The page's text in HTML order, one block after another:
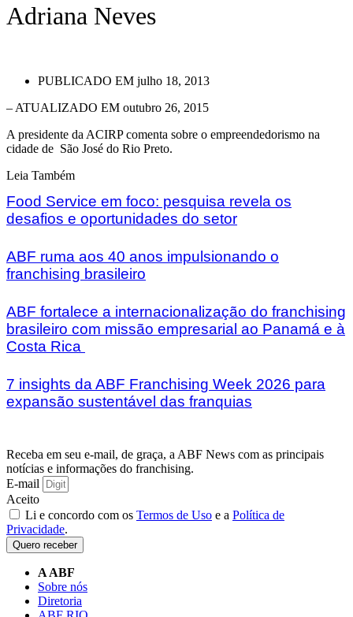
Adriana Neves
PUBLICADO EM julho 18, 2013
– ATUALIZADO EM outubro 26, 2015
A presidente da ACIRP comenta sobre o empreendedorismo na
cidade de São José do Rio Preto.
Leia Também
Food Service em foco: pesquisa revela os
desafios e oportunidades do setor
ABF ruma aos 40 anos impulsionando o
franchising brasileiro
ABF fortalece a internacionalização do franchising
brasileiro com missão empresarial ao Panamá e à
Costa Rica
7 insights da ABF Franchising Week 2026 para
expansão sustentável das franquias
Receba em seu e-mail, de graça, a ABF News com as principais
notícias e informações do franchising.
E-mail
Aceito
Li e concordo com os Termos de Uso e a Política de
Privacidade.
Quero receber
A ABF
Sobre nós
Diretoria